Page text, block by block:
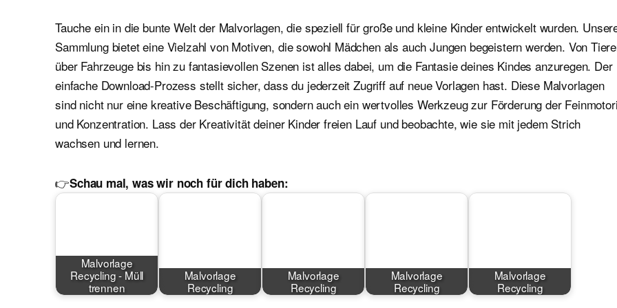
Tauche ein in die bunte Welt der Malvorlagen, die speziell für große und kleine Kinder entwickelt wurden.
Sammlung bietet eine Vielzahl von Motiven, die sowohl Mädchen als auch Jungen begeistern werden. Von
über Fahrzeuge bis hin zu fantasievollen Szenen ist alles dabei, um die Fantasie deines Kindes anzuregen. Der
einfache Download-Prozess stellt sicher, dass du jederzeit Zugriff auf neue Vorlagen hast. Diese Malvorlagen
sind nicht nur eine kreative Beschäftigung, sondern auch ein wertvolles Werkzeug zur Förderung der
und Konzentration. Lass der Kreativität deiner Kinder freien Lauf und beobachte, wie sie mit jedem Strich
wachsen und lernen.
👉Schau mal, was wir noch für dich haben:
Malvorlage
Recycling - Müll
trennen
Malvorlage
Recycling
Malvorlage
Recycling
Malvorlage
Recycling
Malvorlage
Recycling